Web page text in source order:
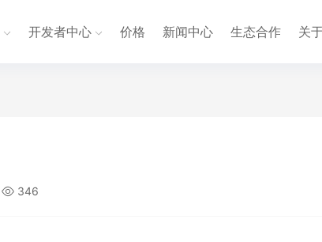
开发者中心 价格 新闻中心 生态合作 关
346